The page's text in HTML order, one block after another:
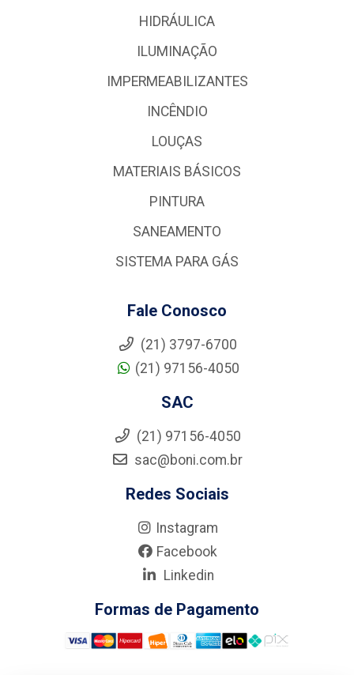
HIDRÁULICA
ILUMINAÇÃO
IMPERMEABILIZANTES
INCÊNDIO
LOUÇAS
MATERIAIS BÁSICOS
PINTURA
SANEAMENTO
SISTEMA PARA GÁS
Fale Conosco
(21) 3797-6700
(21) 97156-4050
SAC
(21) 97156-4050
sac@boni.com.br
Redes Sociais
Instagram
Facebook
Linkedin
Formas de Pagamento